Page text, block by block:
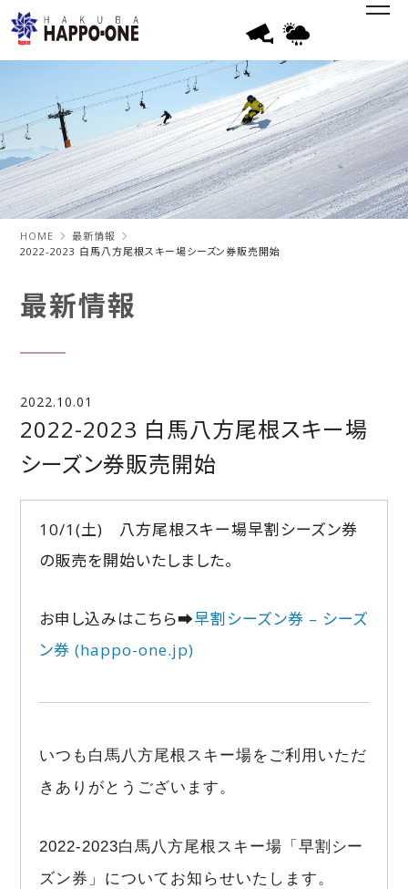
HOME
最新情報
2022-2023 白馬八方尾根スキー場シーズン券販売開始
最新情報
2022.10.01
2022-2023 白馬八方尾根スキー場
シーズン券販売開始
10/1(土) 八方尾根スキー場早割シーズン券
の販売を開始いたしました。
お申し込みはこちら➡早割シーズン券 – シーズ
ン券 (happo-one.jp)
いつも白馬八方尾根スキー場をご利用いただ
きありがとうございます。
2022-2023白馬八方尾根スキー場「早割シー
ズン券」についてお知らせいたします。